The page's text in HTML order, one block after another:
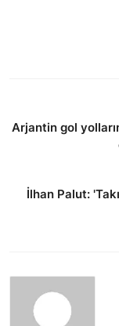
Arjantin gol
İlhan Palut: